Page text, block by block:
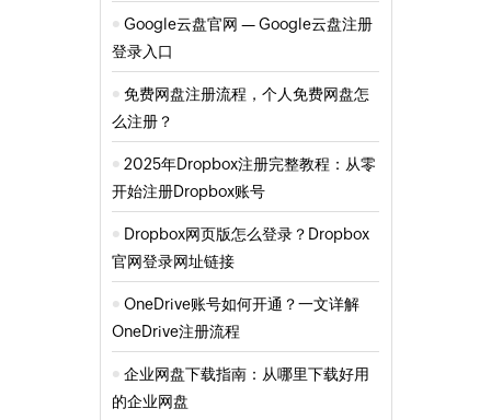
Google云盘官网 — Google云盘注册
登录入口
免费网盘注册流程，个人免费网盘怎
么注册？
2025年Dropbox注册完整教程：从零
开始注册Dropbox账号
Dropbox网页版怎么登录？Dropbox
官网登录网址链接
OneDrive账号如何开通？一文详解
OneDrive注册流程
企业网盘下载指南：从哪里下载好用
的企业网盘